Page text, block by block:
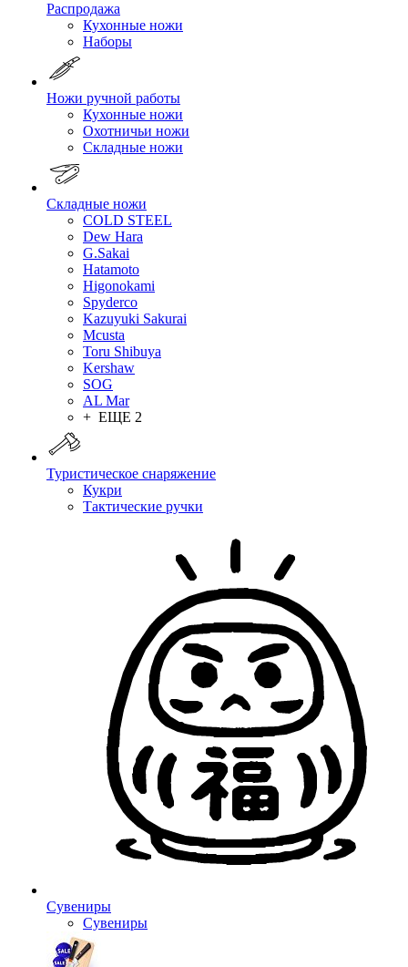
Распродажа
Кухонные ножи
Наборы
Ножи ручной работы
Кухонные ножи
Охотничьи ножи
Складные ножи
Складные ножи
COLD STEEL
Dew Hara
G.Sakai
Hatamoto
Higonokami
Spyderco
Kazuyuki Sakurai
Mcusta
Toru Shibuya
Kershaw
SOG
AL Mar
+ ЕЩЕ 2
Туристическое снаряжение
Кукри
Тактические ручки
Сувениры
Сувениры